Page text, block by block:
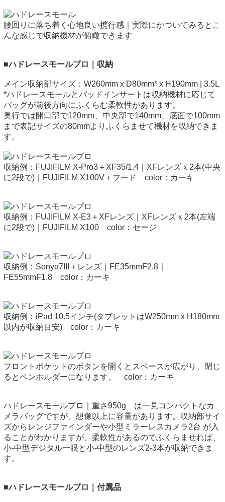
腰回りに落ち着く心地良い携行感｜実際にかついでみるとこ
んな感じで収納機材が俯瞰できます
■ハドレースモールプロ｜収納
メイン収納部サイズ：W260mm x D80mm* x H190mm | 3.5L
*ハドレースモールとパッドインサートは収納機材に応じて
バッグが前後方向にふくらむ柔軟性があります。
奥行では開口部で120mm、中央部で140mm、底面で100mm
まで表記サイズの80mmよりふくらませて機材を収納できま
す。
収納例：FUJIFILM X-Pro3＋XF35/1.4｜XFレンズｘ2本(中央
に2段で)｜FUJIFILM X100V＋フード color：カーキ
収納例：FUJIFILM X-E3＋XFレンズ｜XFレンズｘ2本(左端
に2段で)｜FUJIFILM X100 color：セージ
収納例：Sonyα7III＋レンズ｜FE35mmF2.8｜
FE55mmF1.8 color：カーキ
収納例：iPad 10.5インチ(タブレットはW250mm x H180mm
以内が収納目安) color：カーキ
フロントポケットのボタンを開くとスペースが広がり、閉じ
るとペンホルダーになります。 color：カーキ
ハドレースモールプロ｜重さ950g は一見コンパクトなカ
メラバッグですが、想像以上に容量があります。収納部サイ
ズからレンジファインダーや小型ミラーレスカメラ2台 が入
ることがわかりますが、柔軟性があるのでふくらませれば、
小-中型デジタル一眼と小-中型のレンズ2-3本が収納できま
す。
■ハドレースモールプロ｜付属品